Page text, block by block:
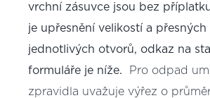
vrchní zásuvce jsou bez
je upřesnění velikostí a
jednotlivých otvorů, odkaz na
formuláře je níže.
Pro odpad
zpravidla uvažuje výřez o